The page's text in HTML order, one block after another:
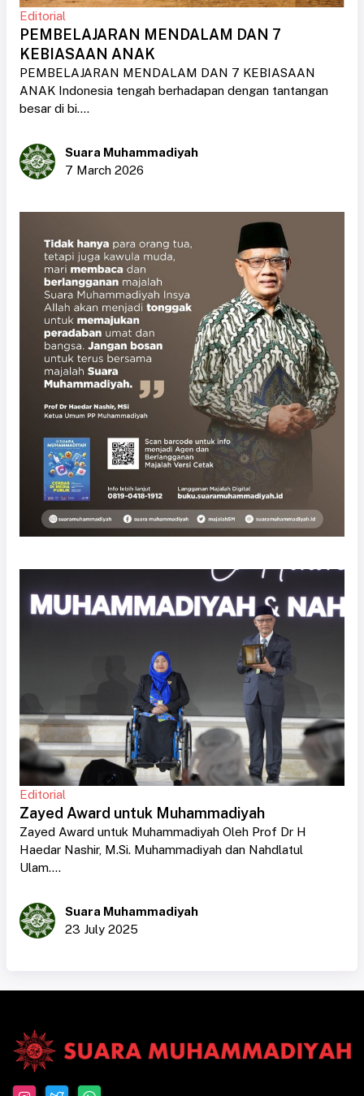
Editorial
PEMBELAJARAN MENDALAM DAN 7
KEBIASAAN ANAK
PEMBELAJARAN MENDALAM DAN 7 KEBIASAAN
ANAK Indonesia tengah berhadapan dengan tantangan
besar di bi....
Suara Muhammadiyah
7 March 2026
Editorial
Zayed Award untuk Muhammadiyah
Zayed Award untuk Muhammadiyah Oleh Prof Dr H
Haedar Nashir, M.Si. Muhammadiyah dan Nahdlatul
Ulam....
Suara Muhammadiyah
23 July 2025